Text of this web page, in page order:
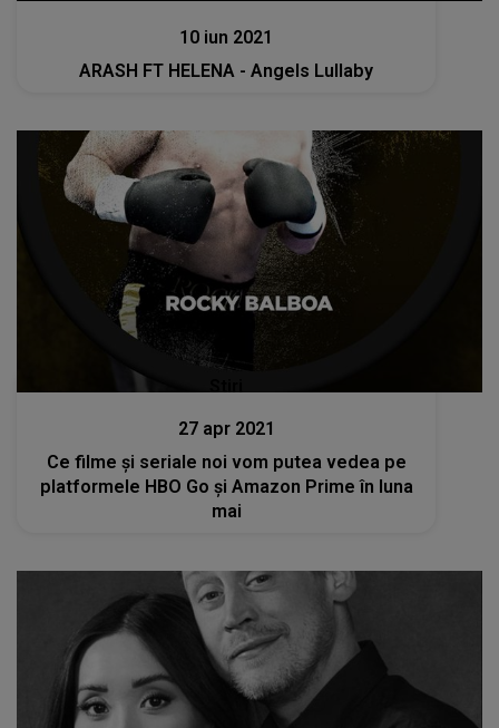
10 iun 2021
ARASH FT HELENA - Angels Lullaby
27 apr 2021
Ce filme și seriale noi vom putea vedea pe
platformele HBO Go și Amazon Prime în luna
mai